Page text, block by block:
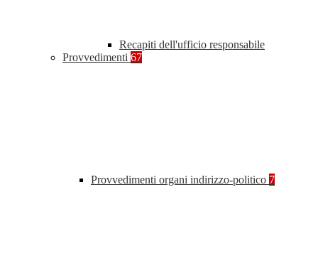
Recapiti dell'ufficio responsabile
Provvedimenti 67
Provvedimenti organi indirizzo-politico 7